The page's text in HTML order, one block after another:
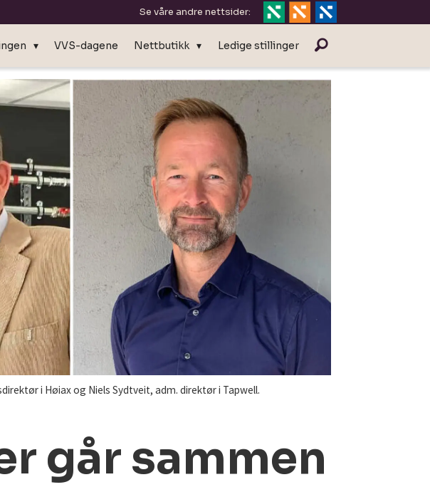
Se våre andre nettsider:
VVS-dagene Nettbutikk Ledige stillinger
i Høiax og Niels Sydtveit, adm. direktør i Tapwell.
går sammen